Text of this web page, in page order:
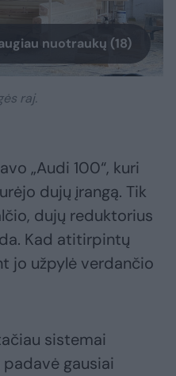
nuotraukų (18)
raj.
„Audi 100“, kuri
dujų įrangą. Tik
dujų reduktorius
Kad atitirpintų
jo užpylė verdančio
sistemai
padavė gausiai